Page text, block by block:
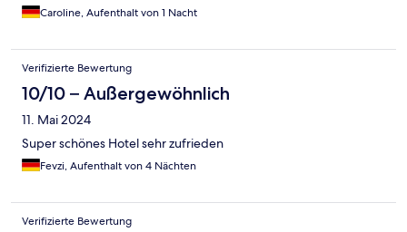
Caroline, Aufenthalt von 1 Nacht
Verifizierte Bewertung
10/10 – Außergewöhnlich
11. Mai 2024
Super schönes Hotel sehr zufrieden
Fevzi, Aufenthalt von 4 Nächten
Verifizierte Bewertung